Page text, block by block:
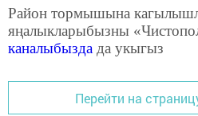
Район тормышына
яңалыкларыбызны
каналыбызда да укыгыз
Перейти на